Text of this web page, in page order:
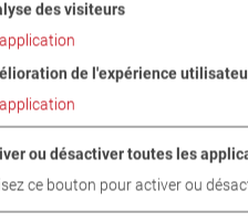
charge plus élevée
de série, ainsi que mise en
intégrée afin
de glissement avec arrêt
sortie sûre et pratique,
la sortie du banc
des visiteurs
application
de l'expérience
application
ou désactiver toutes les
ce bouton pour activer ou